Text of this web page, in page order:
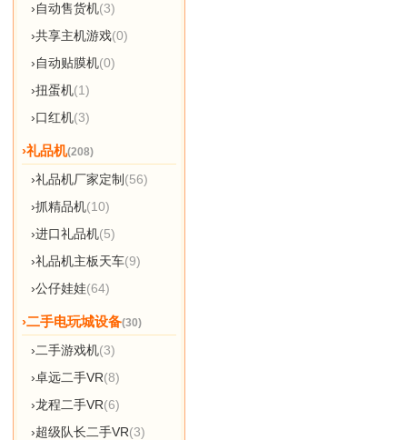
›自动售货机(3)
›共享主机游戏(0)
›自动贴膜机(0)
›扭蛋机(1)
›口红机(3)
›礼品机(208)
›礼品机厂家定制 (56)
›抓精品机(10)
›进口礼品机(5)
›礼品机主板天车(9)
›公仔娃娃(64)
›二手电玩城设备(30)
›二手游戏机(3)
›卓远二手VR(8)
›龙程二手VR(6)
›超级队长二手VR(3)